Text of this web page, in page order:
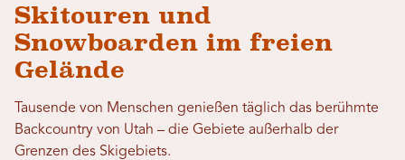
Skitouren und
Snowboarden im freien
Gelände
Tausende von Menschen genießen täglich das berühmte
Backcountry von Utah – die Gebiete außerhalb der
Grenzen des Skigebiets.